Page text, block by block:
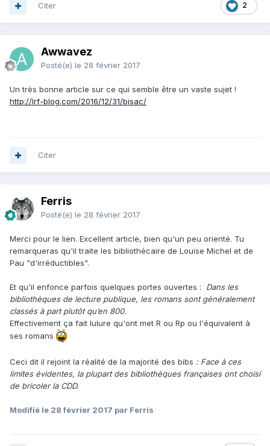
2
Citer
Awwavez
Posté(e) le 28 février 2017
Un très bonne article sur ce qui semble être un vaste sujet !
http://lrf-blog.com/2016/12/31/bisac/
Citer
Ferris
Posté(e) le 28 février 2017
Merci pour le lien. Excellent article, bien qu'un peu orienté. Tu
remarqueras qu'il traite les bibliothécaire de Louise Michel et de
Pau "d'irréductibles".
Et qu'il enfonce parfois quelques portes ouvertes :
Dans les
bibliothèques de lecture publique, les romans sont généralement
classés à part plutôt qu’en 800.
Effectivement ça fait lulure qu'ont met R ou Rp ou l'équivalent à
ses romans
Ceci dit il rejoint la réalité de la majorité des bibs : Face à ces
limites évidentes, la plupart des bibliothèques françaises ont choisi
de bricoler la CDD.
Modifié le 28 février 2017 par Ferris